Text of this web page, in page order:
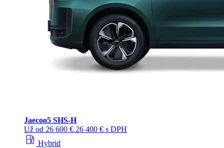
Jaecoo5 SHS-H
Už od 26 600 € 26 400 € s DPH
local_gas_station Hybrid